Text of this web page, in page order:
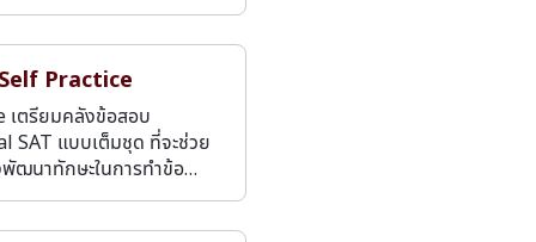
Practice
เตรียมคลังข้อสอบ
SAT แบบเต็มชุด ที่จะช่วย
พัฒนาทักษะในการทำข้อ…